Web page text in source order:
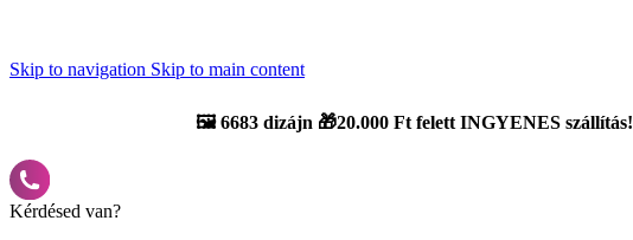
Skip to navigation Skip to main content
🖼️6683 dizájn 🎁20.000 Ft felett INGYENES szállítás!
Kérdésed van?